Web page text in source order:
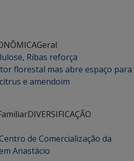
Geral
Ribas reforça
florestal mas abre espaço para
e amendoim
DIVERSIFICAÇÃO
de Comercialização da
Anastácio